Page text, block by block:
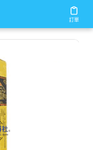
訂單
訂單